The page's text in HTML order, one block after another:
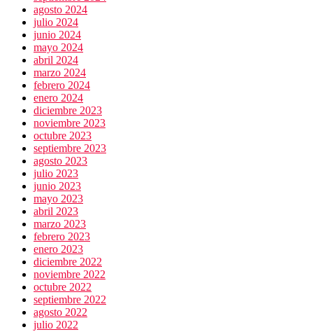
agosto 2024
julio 2024
junio 2024
mayo 2024
abril 2024
marzo 2024
febrero 2024
enero 2024
diciembre 2023
noviembre 2023
octubre 2023
septiembre 2023
agosto 2023
julio 2023
junio 2023
mayo 2023
abril 2023
marzo 2023
febrero 2023
enero 2023
diciembre 2022
noviembre 2022
octubre 2022
septiembre 2022
agosto 2022
julio 2022